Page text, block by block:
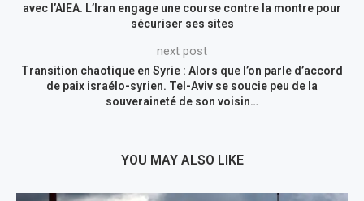
avec l’AIEA. L’Iran engage une course contre la montre pour
sécuriser ses sites
next post
Transition chaotique en Syrie : Alors que l’on parle d’accord
de paix israélo-syrien. Tel-Aviv se soucie peu de la
souveraineté de son voisin…
YOU MAY ALSO LIKE